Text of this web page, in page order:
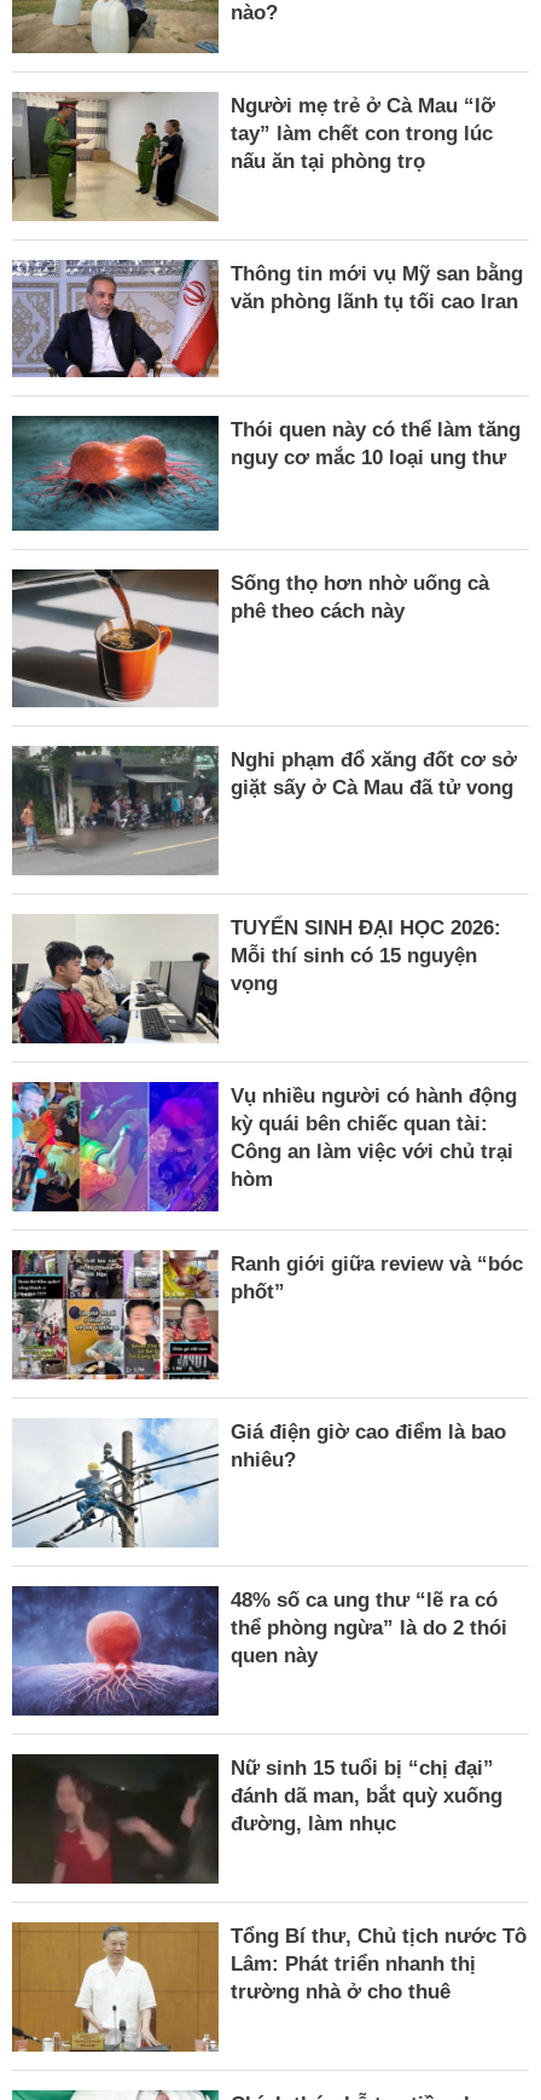
nào?
Người mẹ trẻ ở Cà Mau “lỡ
tay” làm chết con trong lúc
nấu ăn tại phòng trọ
Thông tin mới vụ Mỹ san bằng
văn phòng lãnh tụ tối cao Iran
Thói quen này có thể làm tăng
nguy cơ mắc 10 loại ung thư
Sống thọ hơn nhờ uống cà
phê theo cách này
Nghi phạm đổ xăng đốt cơ sở
giặt sấy ở Cà Mau đã tử vong
TUYỂN SINH ĐẠI HỌC 2026:
Mỗi thí sinh có 15 nguyện
vọng
Vụ nhiều người có hành động
kỳ quái bên chiếc quan tài:
Công an làm việc với chủ trại
hòm
Ranh giới giữa review và “bóc
phốt”
Giá điện giờ cao điểm là bao
nhiêu?
48% số ca ung thư “lẽ ra có
thể phòng ngừa” là do 2 thói
quen này
Nữ sinh 15 tuổi bị “chị đại”
đánh dã man, bắt quỳ xuống
đường, làm nhục
Tổng Bí thư, Chủ tịch nước Tô
Lâm: Phát triển nhanh thị
trường nhà ở cho thuê